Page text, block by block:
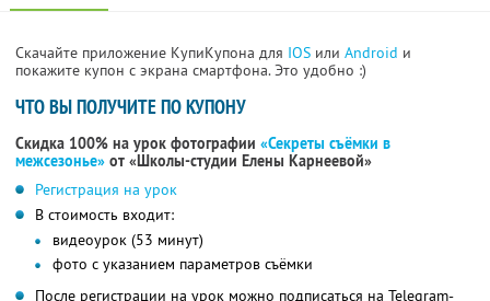
Скачайте приложение КупиКупона для IOS или Android и
покажите купон с экрана смартфона. Это удобно :)
ЧТО ВЫ ПОЛУЧИТЕ ПО КУПОНУ
Скидка 100% на урок фотографии «Секреты съёмки в
межсезонье» от «Школы-студии Елены Карнеевой»
Регистрация на урок
В стоимость входит:
видеоурок (53 минут)
фото с указанием параметров съёмки
После регистрации на урок можно подписаться на Telegram-